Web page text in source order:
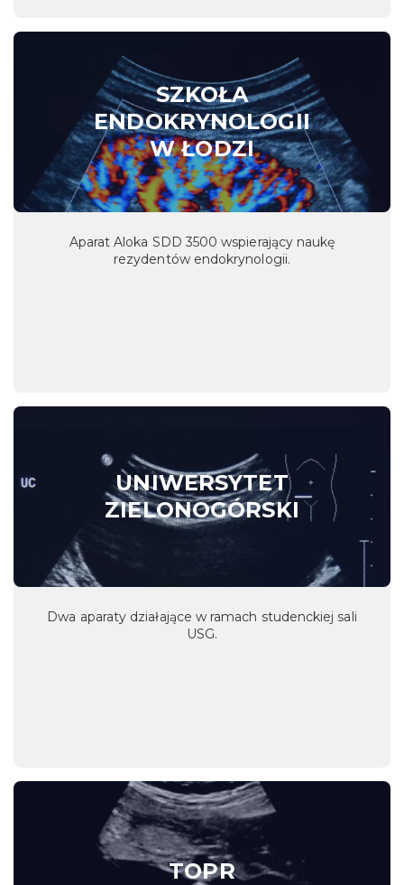
SZKOŁA
ENDOKRYNOLOGII
W ŁODZI
Aparat Aloka SDD 3500 wspierający naukę
rezydentów endokrynologii.
UNIWERSYTET
ZIELONOGÓRSKI
Dwa aparaty działające w ramach studenckiej sali
USG.
TOPR